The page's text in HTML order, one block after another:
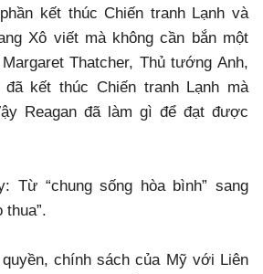
kết thúc Chiến tranh Lạnh và
Xô viết mà không cần bắn một
Thatcher, Thủ tướng Anh,
kết thúc Chiến tranh Lạnh mà
Reagan đã làm gì để đạt được
Từ “chung sống hòa bình” sang
thua”.
chính sách của Mỹ với Liên